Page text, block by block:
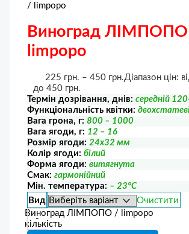
/ limpopo
Виноград
limpopo
225 грн. – 450 грн.Діапазон цін:
до 450 грн.
Термін дозрівання, днів: середній
Функціональність квітки:
Вага грона, г:800 – 1000
Вага ягоди, г: 12 – 16
Розмір ягоди:24х32 мм
Колір ягоди:білий
Форма ягоди:витягнута
Смак:гармонійний
Мін. температура: – 23°С
Вид
Очистити
-
Виноград ЛІМПОПО / limpopo
кількість